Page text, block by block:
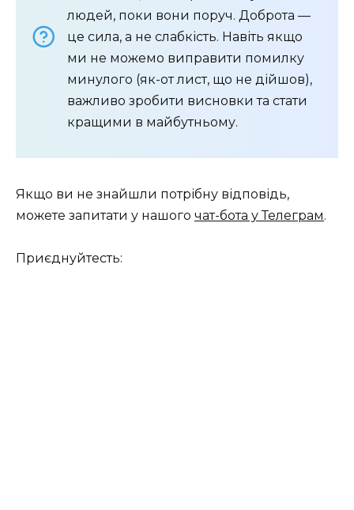
людей, поки вони поруч. Доброта —
це сила, а не слабкість. Навіть якщо
ми не можемо виправити помилку
минулого (як-от лист, що не дійшов),
важливо зробити висновки та стати
кращими в майбутньому.
Якщо ви не знайшли потрібну відповідь,
можете запитати у нашого чат-бота у Телеграм.
Приєднуйтесть: